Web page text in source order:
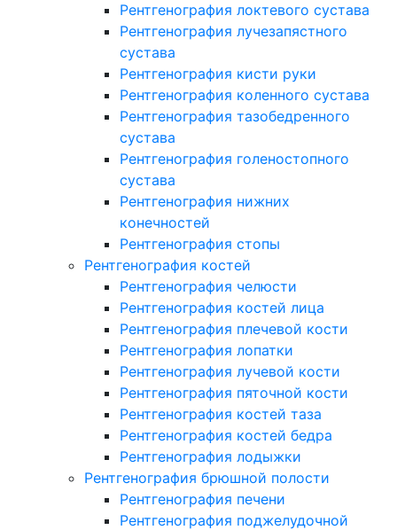
Рентгенография локтевого сустава
Рентгенография лучезапястного
сустава
Рентгенография кисти руки
Рентгенография коленного сустава
Рентгенография тазобедренного
сустава
Рентгенография голеностопного
сустава
Рентгенография нижних
конечностей
Рентгенография стопы
Рентгенография костей
Рентгенография челюсти
Рентгенография костей лица
Рентгенография плечевой кости
Рентгенография лопатки
Рентгенография лучевой кости
Рентгенография пяточной кости
Рентгенография костей таза
Рентгенография костей бедра
Рентгенография лодыжки
Рентгенография брюшной полости
Рентгенография печени
Рентгенография поджелудочной